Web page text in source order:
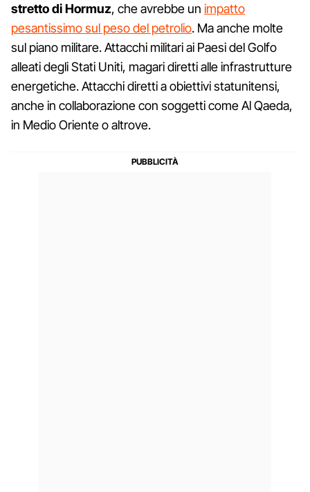
stretto di Hormuz, che avrebbe un impatto
pesantissimo sul peso del petrolio. Ma anche molte
sul piano militare. Attacchi militari ai Paesi del Golfo
alleati degli Stati Uniti, magari diretti alle infrastrutture
energetiche. Attacchi diretti a obiettivi statunitensi,
anche in collaborazione con soggetti come Al Qaeda,
in Medio Oriente o altrove.